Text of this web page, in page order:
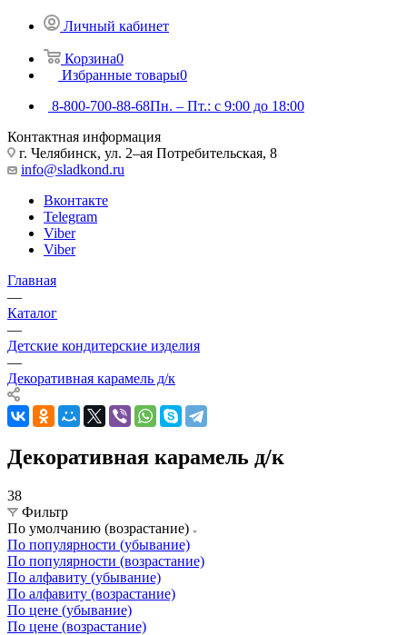
Личный кабинет
Корзина0
Избранные товары0
8-800-700-88-68Пн. – Пт.: с 9:00 до 18:00
Контактная информация
г. Челябинск, ул. 2–ая Потребительская, 8
info@sladkond.ru
Вконтакте
Telegram
Viber
Viber
Главная
—
Каталог
—
Детские кондитерские изделия
—
Декоративная карамель д/к
Декоративная карамель д/к
38
Фильтр
По умолчанию (возрастание)
По популярности (убывание)
По популярности (возрастание)
По алфавиту (убывание)
По алфавиту (возрастание)
По цене (убывание)
По цене (возрастание)